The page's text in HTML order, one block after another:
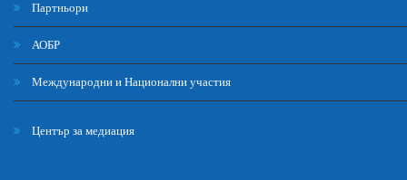
Партньори
АОБР
Международни и Национални участия
Център за медиация